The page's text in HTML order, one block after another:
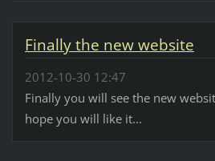
Finally the new website
2012-10-30 12:47
Finally you will see the new
hope you will like it...